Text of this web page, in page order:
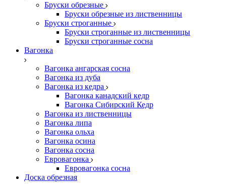
Бруски обрезные
Бруски обрезные из лиственницы
Бруски строганные
Бруски строганные из лиственницы
Бруски строганные сосна
Вагонка
Вагонка ангарская сосна
Вагонка из дуба
Вагонка из кедра
Вагонка канадский кедр
Вагонка Сибирский Кедр
Вагонка из лиственницы
Вагонка липа
Вагонка ольха
Вагонка осина
Вагонка сосна
Евровагонка
Евровагонка сосна
Доска обрезная